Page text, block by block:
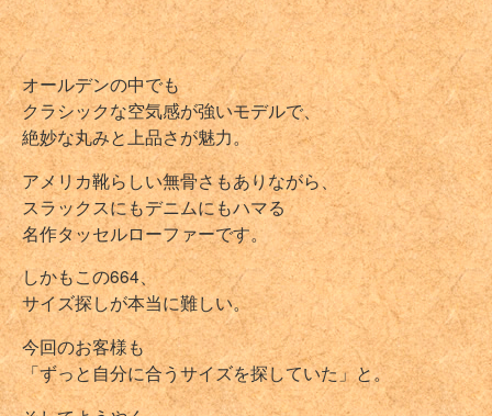
オールデンの中でも
クラシックな空気感が強いモデルで、
絶妙な丸みと上品さが魅力。
アメリカ靴らしい無骨さもありながら、
スラックスにもデニムにもハマる
名作タッセルローファーです。
しかもこの664、
サイズ探しが本当に難しい。
今回のお客様も
「ずっと自分に合うサイズを探していた」と。